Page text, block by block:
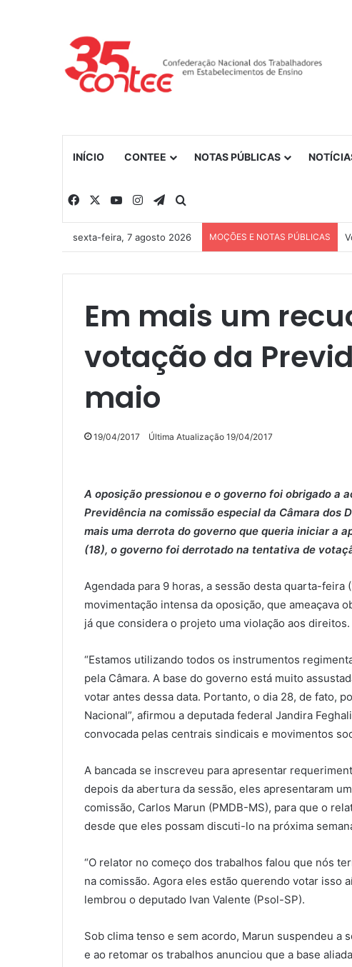
INÍCIO CONTEE NOTAS PÚBLICAS
Facebook YouTubeInstagramTelegram
sexta-feira, 7 agosto 2026 MOÇÕES E NOTAS PÚBLICAS
Em mais um
votação da
maio
19/04/2017 Última Atualização 19/04/2017
A oposição pressionou e o governo foi obrigado a
Previdência na comissão especial da Câmara dos
mais uma derrota do governo que queria iniciar a
(18), o governo foi derrotado na tentativa de
Agendada para 9 horas, a sessão desta quarta-feira
movimentação intensa da oposição, que ameaçava
já que considera o projeto uma violação aos direitos.
“Estamos utilizando todos os instrumentos
pela Câmara. A base do governo está muito
votar antes dessa data. Portanto, o dia 28, de fato,
Nacional”, afirmou a deputada federal Jandira
convocada pelas centrais sindicais e movimentos
A bancada se inscreveu para apresentar
depois da abertura da sessão, eles apresentaram
comissão, Carlos Marun (PMDB-MS), para que o
desde que eles possam discuti-lo na próxima
“O relator no começo dos trabalhos falou que nós
na comissão. Agora eles estão querendo votar isso
lembrou o deputado Ivan Valente (Psol-SP).
Sob clima tenso e sem acordo, Marun suspendeu
e ao retomar os trabalhos anunciou que a base